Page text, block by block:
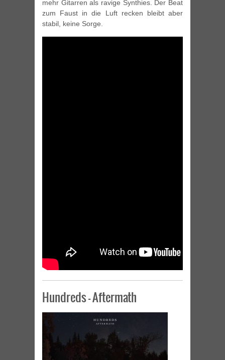
mehr Gitarren als ravige Synthies. Der Beat
zum Faust in die Luft recken bleibt aber
stabil, keine Sorge.
Hundreds – Aftermath